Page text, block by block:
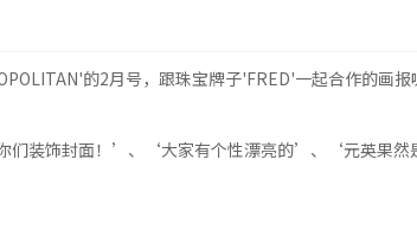
的2月号，跟珠宝牌子'FRED'一起合作的画
们装饰封面！’、‘大家有个性漂亮的’、‘元英果然